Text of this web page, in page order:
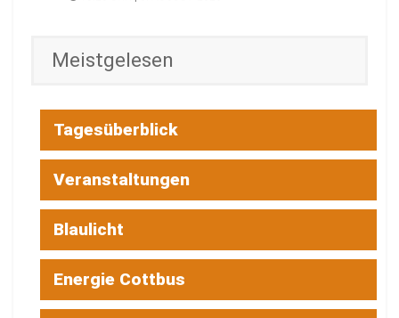
Meistgelesen
Tagesüberblick
Veranstaltungen
Blaulicht
Energie Cottbus